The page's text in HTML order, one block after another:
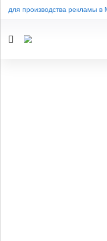
для производства рекламы в